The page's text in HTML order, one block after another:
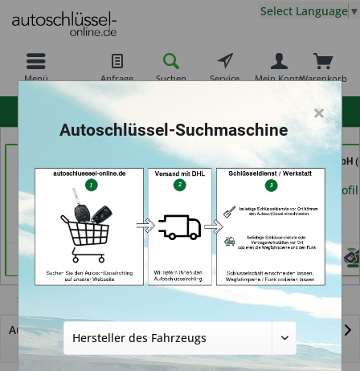
Menü Anfrage Suchen Service Warenkorb
Mein Konto
Select Language ▼
Meister Grüner (in
München)
Händlerprofil
Calenberger
Schlüssedienst (in
Hannover)
Tayfun 2.0 GmbH
Fürth)
Händlerprofil
S2000
Autoschlüssel mit Funk
×
Autoschlüssel-Suchmaschine